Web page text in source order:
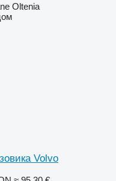
Oltenia
Volvo